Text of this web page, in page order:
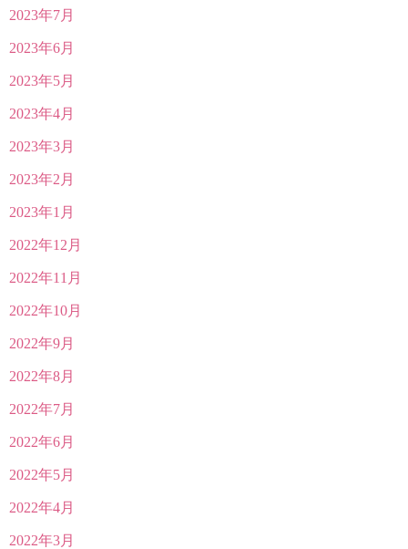
2023年7月
2023年6月
2023年5月
2023年4月
2023年3月
2023年2月
2023年1月
2022年12月
2022年11月
2022年10月
2022年9月
2022年8月
2022年7月
2022年6月
2022年5月
2022年4月
2022年3月